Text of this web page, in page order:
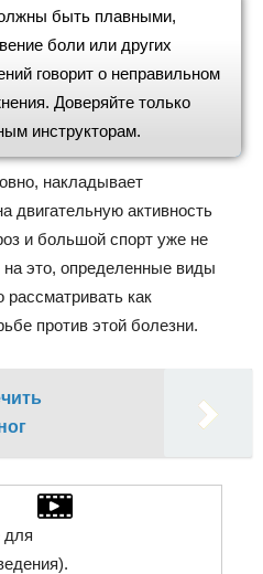
быть плавными,
боли или других
говорит о неправильном
Доверяйте только
инструкторам.
накладывает
двигательную активность
и большой спорт уже не
это, определенные виды
как
против этой болезни.
для